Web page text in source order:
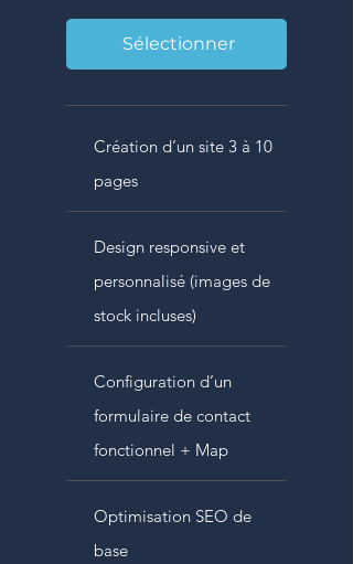
Sélectionner
Création d’un site 3 à 10
pages
Design responsive et
personnalisé (images de
stock incluses)
Configuration d’un
formulaire de contact
fonctionnel + Map
Optimisation SEO de
base